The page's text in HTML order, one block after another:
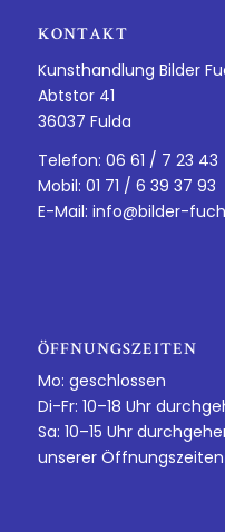
KONTAKT
Kunsthandlung Bilder
Abtstor 41
36037 Fulda
Telefon: 06 61 / 7 23 43
Mobil: 01 71 / 6 39 37 93
E-Mail: info@bilder-
ÖFFNUNGSZEITEN
Mo: geschlossen
Di-Fr: 10–18 Uhr
Sa: 10–15 Uhr
unserer